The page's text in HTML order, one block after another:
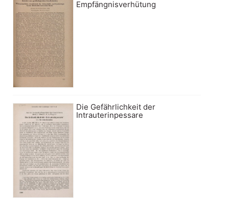
Empfängnisverhütung
Die Gefährlichkeit der
Intrauterinpessare